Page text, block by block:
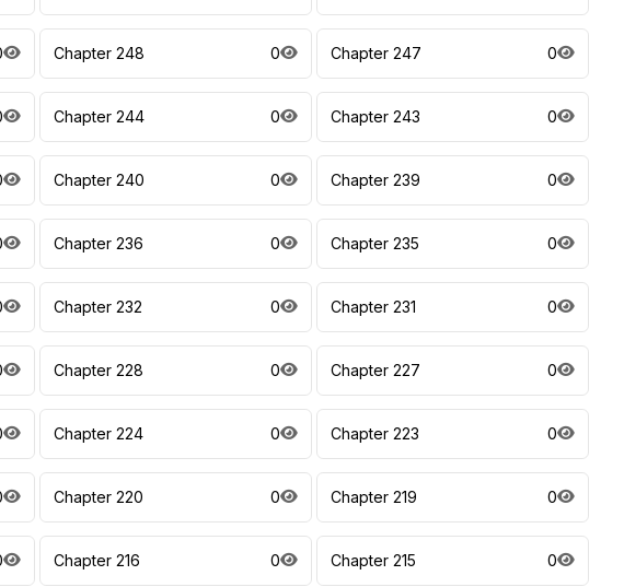
Chapter 248 0 Chapter 247 0
Chapter 244 0 Chapter 243 0
Chapter 240 0 Chapter 239 0
Chapter 236 0 Chapter 235 0
Chapter 232 0 Chapter 231 0
Chapter 228 0 Chapter 227 0
Chapter 224 0 Chapter 223 0
Chapter 220 0 Chapter 219 0
Chapter 216 0 Chapter 215 0